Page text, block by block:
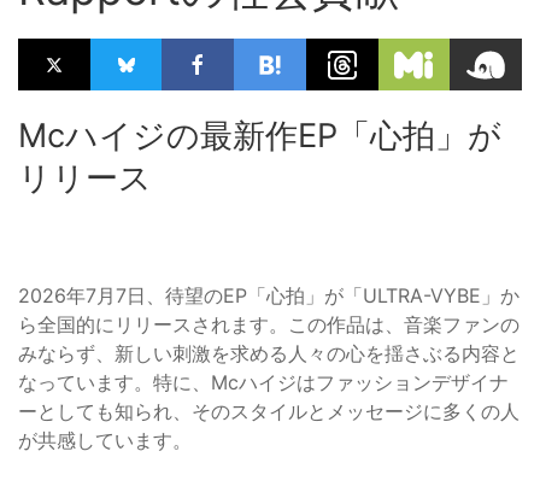
Mcハイジの最新作EP「心拍」が
リリース
2026年7月7日、待望のEP「心拍」が「ULTRA-VYBE」か
ら全国的にリリースされます。この作品は、音楽ファンの
みならず、新しい刺激を求める人々の心を揺さぶる内容と
なっています。特に、Mcハイジはファッションデザイナ
ーとしても知られ、そのスタイルとメッセージに多くの人
が共感しています。